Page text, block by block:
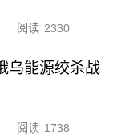
阅读 2330
乌能源绞杀战
阅读 1738